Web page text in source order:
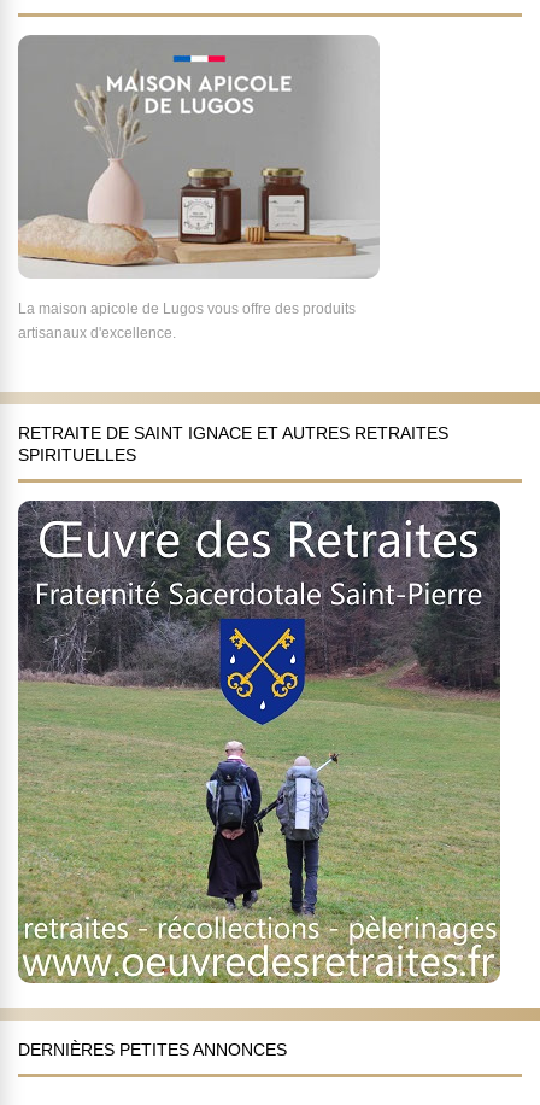
La maison apicole de Lugos vous offre des produits
artisanaux d'excellence.
RETRAITE DE SAINT IGNACE ET AUTRES RETRAITES
SPIRITUELLES
DERNIÈRES PETITES ANNONCES